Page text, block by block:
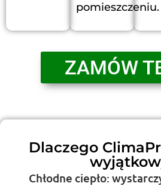
pomieszczeniu.
ZAMÓW
Dlaczego
Chłodne ciepło: